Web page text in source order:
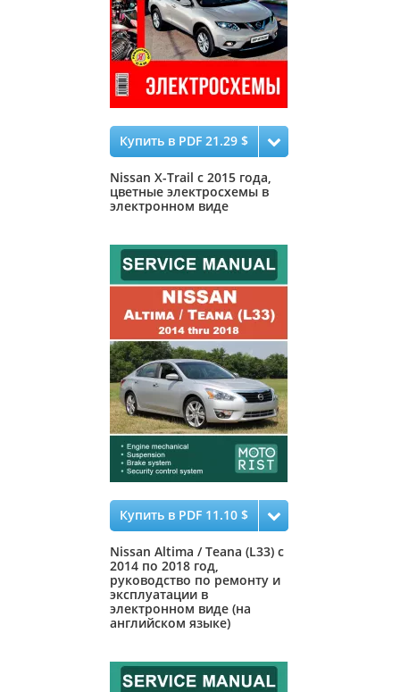
Купить в PDF 21.29 $
Nissan X-Trail с 2015 года,
цветные электросхемы в
электронном виде
Купить в PDF 11.10 $
Nissan Altima / Teana (L33) с
2014 по 2018 год,
руководство по ремонту и
эксплуатации в
электронном виде (на
английском языке)